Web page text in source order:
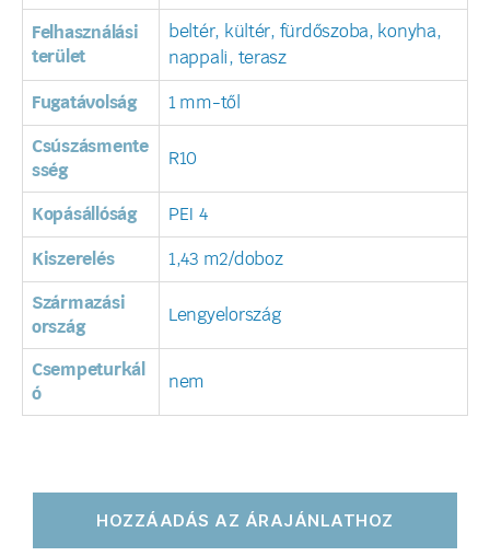
Felhasználási
terület
beltér, kültér, fürdőszoba, konyha,
nappali, terasz
Fugatávolság 1 mm-től
Csúszásmente
sség
R10
Kopásállóság PEI 4
Kiszerelés 1,43 m2/doboz
Származási
ország
Lengyelország
Csempeturkál
ó
nem
HOZZÁADÁS AZ ÁRAJÁNLATHOZ